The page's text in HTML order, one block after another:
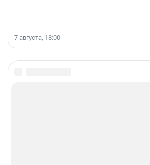
7 августа, 18:00